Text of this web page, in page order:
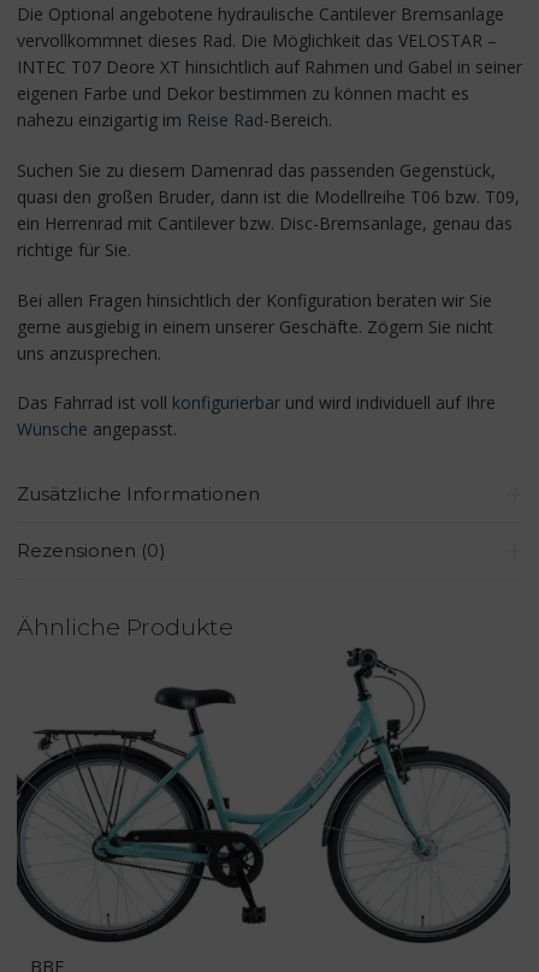
Die Optional angebotene hydraulische Cantilever Bremsanlage
vervollkommnet dieses Rad. Die Möglichkeit das VELOSTAR –
INTEC T07 Deore XT hinsichtlich auf Rahmen und Gabel in seiner
eigenen Farbe und Dekor bestimmen zu können macht es
nahezu einzigartig im Reise Rad-Bereich.
Suchen Sie zu diesem Damenrad das passenden Gegenstück,
quasi den großen Bruder, dann ist die Modellreihe T06 bzw. T09,
ein Herrenrad mit Cantilever bzw. Disc-Bremsanlage, genau das
richtige für Sie.
Bei allen Fragen hinsichtlich der Konfiguration beraten wir Sie
gerne ausgiebig in einem unserer Geschäfte. Zögern Sie nicht
uns anzusprechen.
Das Fahrrad ist voll konfigurierbar und wird individuell auf Ihre
Wünsche angepasst.
Zusätzliche Informationen
Rezensionen (0)
Ähnliche Produkte
BBF